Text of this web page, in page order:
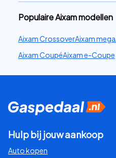
Populaire Aixam modellen
Aixam CrossoverAixam mega
Aixam CoupéAixam e-Coupe
Hulp bij jouw aankoop
Auto kopen